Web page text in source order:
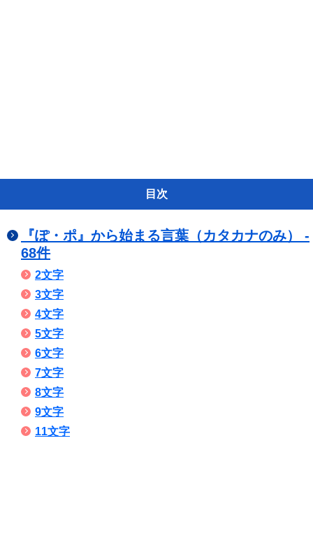
目次
『ぽ・ポ』から始まる言葉（カタカナのみ） -
68件
2文字
3文字
4文字
5文字
6文字
7文字
8文字
9文字
11文字